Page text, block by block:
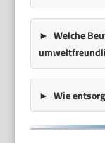
Welche
Wie